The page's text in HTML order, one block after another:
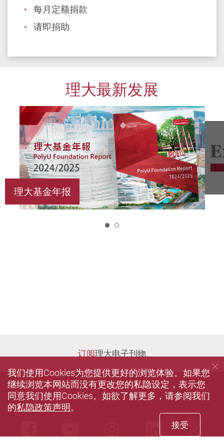
每月定额捐款
请即捐助
理大最新发展
理大基金年报
订阅理大电子刊物
instagramLinkedIn
我们使用Cookies为您提供更好的浏览体验。如果您
继续浏览本网站而没有更改您的私隐设定，表示您
同意我们使用Cookies。如欲了解更多，请参阅我们
的私隐政策声明。
接受